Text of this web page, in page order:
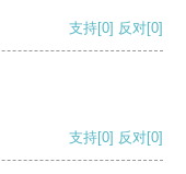
支持[0] 反对[0]
支持[0] 反对[0]